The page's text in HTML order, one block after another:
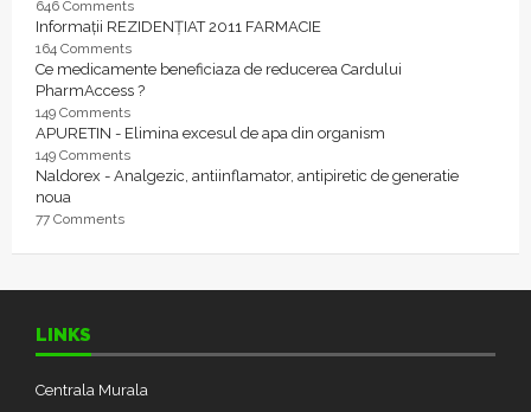
646 Comments
Informații REZIDENȚIAT 2011 FARMACIE
164 Comments
Ce medicamente beneficiaza de reducerea Cardului
PharmAccess ?
149 Comments
APURETIN - Elimina excesul de apa din organism
149 Comments
Naldorex - Analgezic, antiinflamator, antipiretic de generatie
noua
77 Comments
LINKS
Centrala Murala